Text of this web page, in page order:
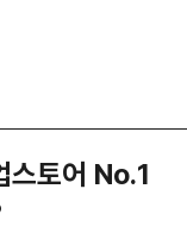
스토어 No.1